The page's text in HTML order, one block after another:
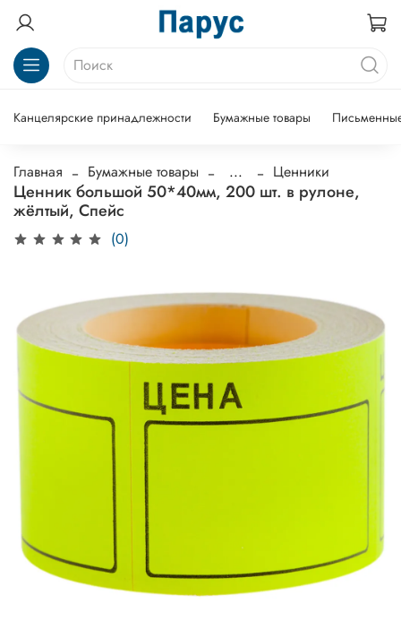
Канцелярские принадлежности Бумажные товары
Главная Бумажные товары ... Ценники
Ценник большой 50*40мм, 200 шт. в рулоне,
жёлтый, Спейс
(0)